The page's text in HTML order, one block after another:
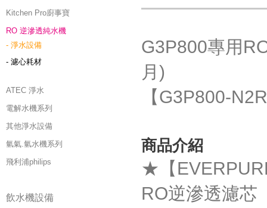
Kitchen Pro廚事寶
RO 逆滲透純水機
- 淨水設備
- 濾心耗材
ATEC 淨水
電解水機系列
其他淨水設備
氫氣.氫水機系列
飛利浦philips
飲水機設備
G3P800專用
月)
【G3P800-
商品介紹
★【
RO逆滲透濾芯